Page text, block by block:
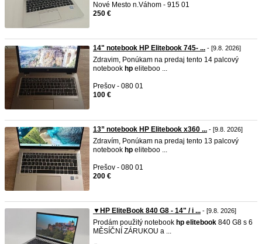
Nové Mesto n.Váhom - 915 01
250 €
14" notebook HP Elitebook 745- ... - [9.8. 2026]
Zdravim, Ponúkam na predaj tento 14 palcový
notebook hp eliteboo ...
Prešov - 080 01
100 €
13” notebook HP Elitebook x360 ... - [9.8. 2026]
Zdravím, Ponúkam na predaj tento 13 palcový
notebook hp eliteboo ...
Prešov - 080 01
200 €
▼HP EliteBook 840 G8 - 14" / i ... - [9.8. 2026]
Prodám použitý notebook hp elitebook 840 G8 s 6
MĚSÍČNÍ ZÁRUKOU a ...